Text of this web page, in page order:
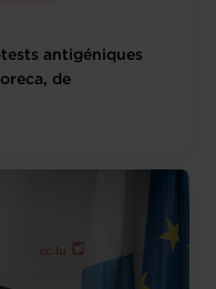
antigéniques
de